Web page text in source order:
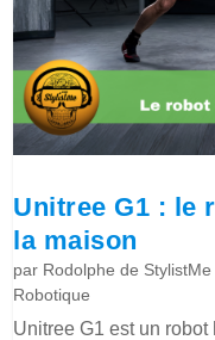
Unitree G1 : le
la maison
par Rodolphe de StylistMe
Robotique
Unitree G1 est un